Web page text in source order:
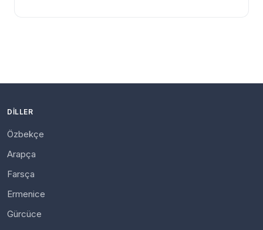
DILLER
Özbekçe
Arapça
Farsça
Ermenice
Gürcüce